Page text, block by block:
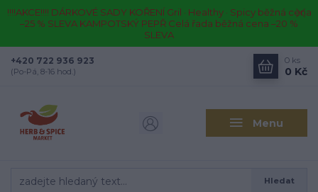
!!!!AKCE!!!! DÁRKOVÉ SADY KOŘENÍ Gril · Healthy · Spicy běžná cena
–25 % SLEVA KAMPOTSKÝ PEPŘ Celá řada běžná cena –20 %
SLEVA
Menu
Hledat
+420 722 936 923
(Po-Pá, 8-16 hod.)
0 ks
0 Kč